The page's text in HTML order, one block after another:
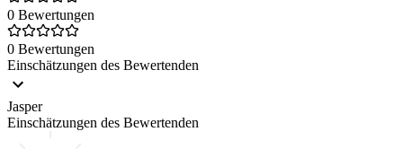
0 Bewertungen
0 Bewertungen
Einschätzungen des Bewertenden
Jasper
Einschätzungen des Bewertenden